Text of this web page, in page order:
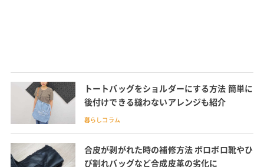
トートバッグをショルダーにする方法 簡単に
後付けできる縫わないアレンジも紹介
暮らしコラム
合皮が剥がれた時の補修方法 ボロボロ靴やひ
び割れバッグなど合成皮革の劣化に